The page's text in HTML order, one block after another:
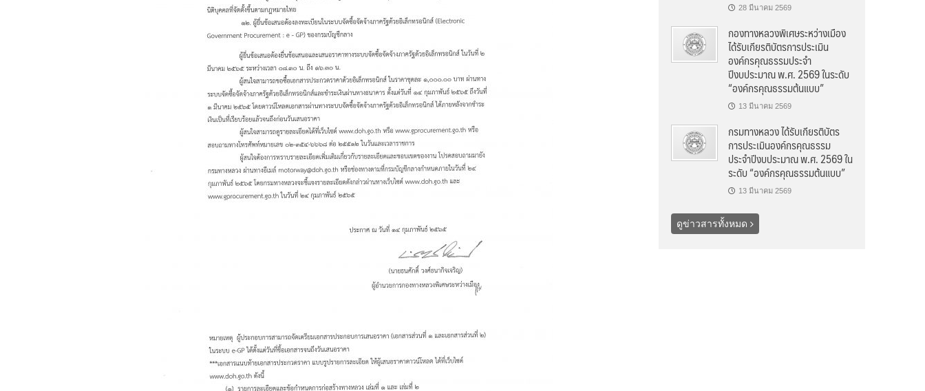
28 มีนาคม 2569
กองทางหลวงพิเศษระหว่างเมือง
ได้รับเกียรติบัตรการประเมิน
องค์กรคุณธรรมประจำ
ปีงบประมาณ พ.ศ. 2569 ในระดับ
“องค์กรคุณธรรมต้นแบบ”
13 มีนาคม 2569
กรมทางหลวง ได้รับเกียรติบัตร
การประเมินองค์กรคุณธรรม
ประจำปีงบประมาณ พ.ศ. 2569 ใน
ระดับ “องค์กรคุณธรรมต้นแบบ”
13 มีนาคม 2569
ดูข่าวสารทั้งหมด